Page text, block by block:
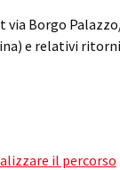
via Borgo
e relativi
il percorso